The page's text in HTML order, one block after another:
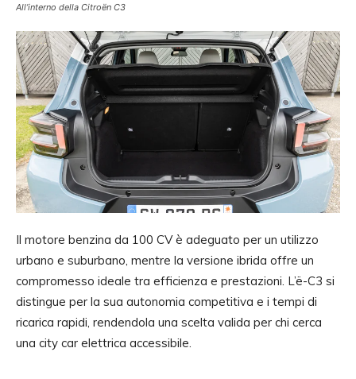
All’interno della Citroën C3
Il motore benzina da 100 CV è adeguato per un utilizzo
urbano e suburbano, mentre la versione ibrida offre un
compromesso ideale tra efficienza e prestazioni. L’ë-C3 si
distingue per la sua autonomia competitiva e i tempi di
ricarica rapidi, rendendola una scelta valida per chi cerca
una city car elettrica accessibile.